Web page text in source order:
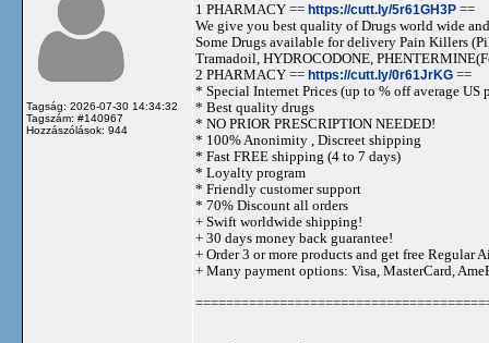
Tagság: 2026-07-30 14:34:32
Tagszám: #140967
Hozzászólások: 944
1 PHARMACY == https://cutt.ly/5r61GH3P ==
We give you best quality of Drugs world wide
Some Drugs available for delivery Pain Killers
Tramadoil, HYDROCODONE,
2 PHARMACY == https://cutt.ly/0r61JrKG ==
* Special Internet Prices (up to % off average US
* Best quality drugs
* NO PRIOR PRESCRIPTION NEEDED!
* 100% Anonimity , Discreet shipping
* Fast FREE shipping (4 to 7 days)
* Loyalty program
* Friendly customer support
* 70% Discount all orders
+ Swift worldwide shipping!
+ 30 days money back guarantee!
+ Order 3 or more products and get free Regular
+ Many payment options: Visa, MasterCard,